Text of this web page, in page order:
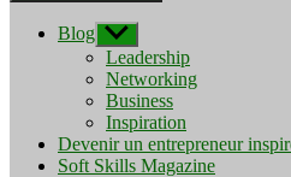
Blog Afficher
le
sous-
menu
Leadership
Networking
Business
Inspiration
Devenir un entrepreneur
Soft Skills Magazine